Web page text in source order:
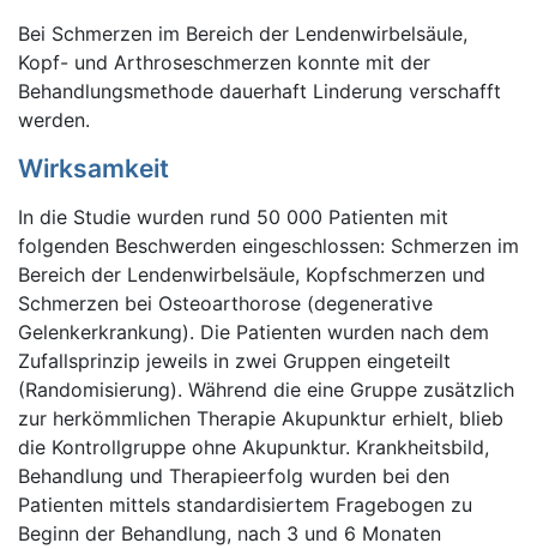
Rubriken
Bei Schmerzen im Bereich der Lendenwirbelsäule,
Kopf- und Arthroseschmerzen konnte mit der
Behandlungsmethode dauerhaft Linderung verschafft
werden.
Wirksamkeit
In die Studie wurden rund 50 000 Patienten mit
folgenden Beschwerden eingeschlossen: Schmerzen im
Bereich der Lendenwirbelsäule, Kopfschmerzen und
Schmerzen bei Osteoarthorose (degenerative
Gelenkerkrankung). Die Patienten wurden nach dem
Zufallsprinzip jeweils in zwei Gruppen eingeteilt
(Randomisierung). Während die eine Gruppe zusätzlich
zur herkömmlichen Therapie Akupunktur erhielt, blieb
die Kontrollgruppe ohne Akupunktur. Krankheitsbild,
Behandlung und Therapieerfolg wurden bei den
Patienten mittels standardisiertem Fragebogen zu
Beginn der Behandlung, nach 3 und 6 Monaten